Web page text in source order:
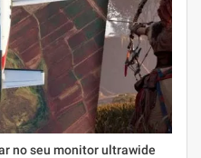
no seu monitor ultrawide